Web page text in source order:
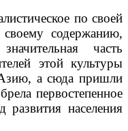
по своей
содержанию,
часть
этой культуры
а сюда пришли
первостепенное
населения